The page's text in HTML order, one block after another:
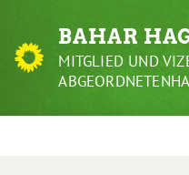
Inhalt
BAHAR
MITGLIED UND